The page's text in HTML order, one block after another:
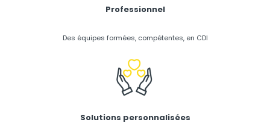
Professionnel
Des équipes formées, compétentes, en CDI
Solutions personnalisées